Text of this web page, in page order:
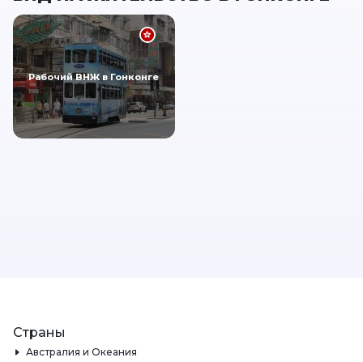
Рабочий ВНЖ в Гонконге
Страны
Австралия и Океания